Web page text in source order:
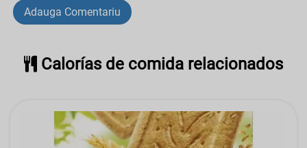
Adauga Comentariu
Calorías de comida relacionados